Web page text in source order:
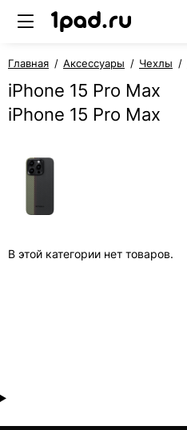
Главная Аксессуары Чехлы
iPhone 15 Pro Max
iPhone 15 Pro Max
В этой категории нет товаров.